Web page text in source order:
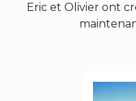
Eric et Olivier ont